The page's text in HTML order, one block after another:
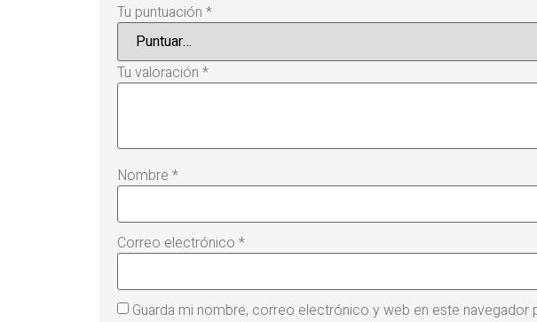
Tu puntuación *
Tu valoración *
Nombre *
Correo electrónico *
Guarda mi nombre, correo electrónico y web en este navegador